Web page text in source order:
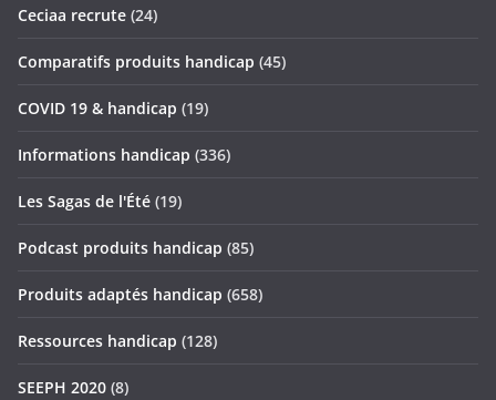
Ceciaa recrute (24)
Comparatifs produits handicap (45)
COVID 19 & handicap (19)
Informations handicap (336)
Les Sagas de l'Été (19)
Podcast produits handicap (85)
Produits adaptés handicap (658)
Ressources handicap (128)
SEEPH 2020 (8)